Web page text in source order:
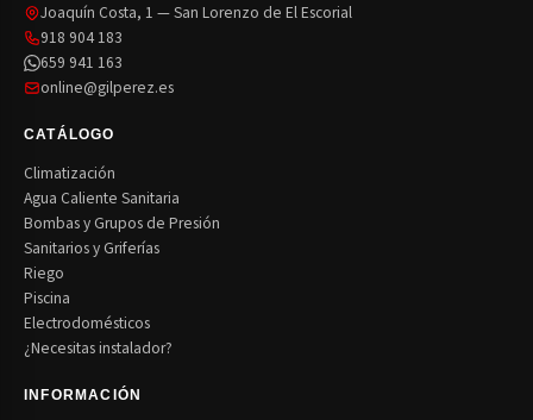
Joaquín Costa, 1 — San Lorenzo de El Escorial
918 904 183
659 941 163
online@gilperez.es
CATÁLOGO
Climatización
Agua Caliente Sanitaria
Bombas y Grupos de Presión
Sanitarios y Griferías
Riego
Piscina
Electrodomésticos
¿Necesitas instalador?
INFORMACIÓN